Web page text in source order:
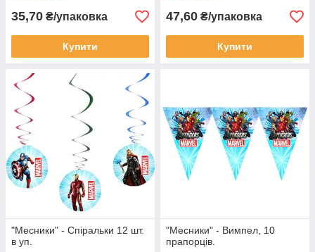
35,70 ₴/упаковка
Купити
47,60 ₴/упаковка
Купити
"Месники" - Спіральки 12 шт.
в уп.
"Месники" - Вимпел, 10
прапорців.